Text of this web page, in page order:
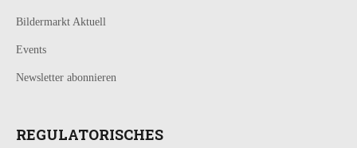
Bildermarkt Aktuell
Events
Newsletter abonnieren
REGULATORISCHES